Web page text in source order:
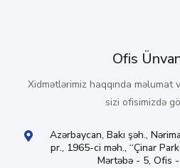
Ofis
Xidmətlərimiz haqqında məlumat
sizi ofisimizdə
Azərbaycan, Bakı şəh.,
pr., 1965-ci məh., “Çinar
Mərtəbə - 5, Ofis